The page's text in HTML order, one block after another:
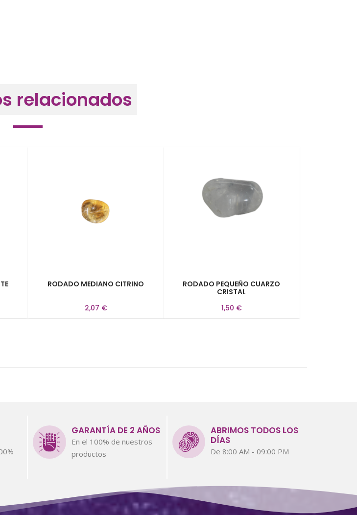
relacionados
RODADO MEDIANO CITRINO
2,07 €
RODADO PEQUEÑO CUARZO
CRISTAL
1,50 €
GARANTÍA DE 2 AÑOS
En el 100% de nuestros
productos
ABRIMOS TODOS LOS
DÍAS
De 8:00 AM - 09:00 PM